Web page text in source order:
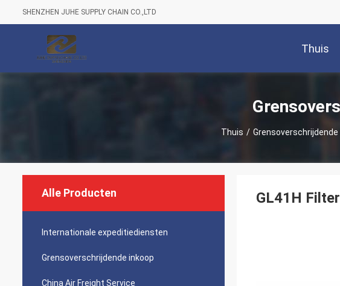
SHENZHEN JUHE SUPPLY CHAIN CO.,LTD
Thuis
Thuis / Grensoverschrijdende
Alle Producten
Internationale expeditiediensten
Grensoverschrijdende inkoop
China Air Freight Service
GL41H